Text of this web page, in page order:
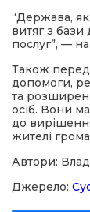
“Держава,
витяг з
послуг”, —
Також
допомоги,
та
осіб. Вони
до
жителі
Автори:
Джерело: